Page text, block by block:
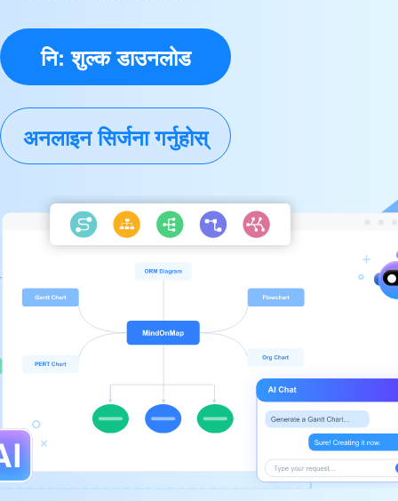
नि: शुल्क डाउनलोड
अनलाइन सिर्जना गर्नुहोस्